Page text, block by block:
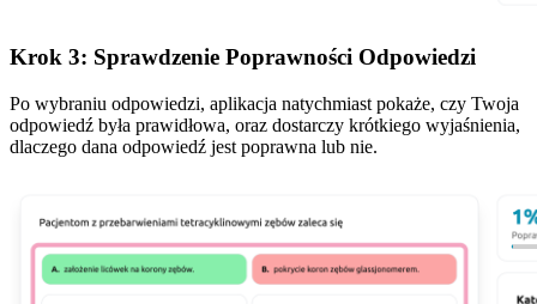
Krok 3: Sprawdzenie Poprawności Odpowiedzi
Po wybraniu odpowiedzi, aplikacja natychmiast pokaże, czy Twoja
odpowiedź była prawidłowa, oraz dostarczy krótkiego wyjaśnienia,
dlaczego dana odpowiedź jest poprawna lub nie.